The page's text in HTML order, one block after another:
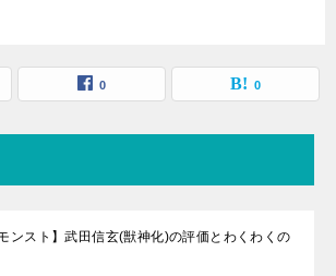
0 0
モンスト】武田信玄(獣神化)の評価とわくわくの